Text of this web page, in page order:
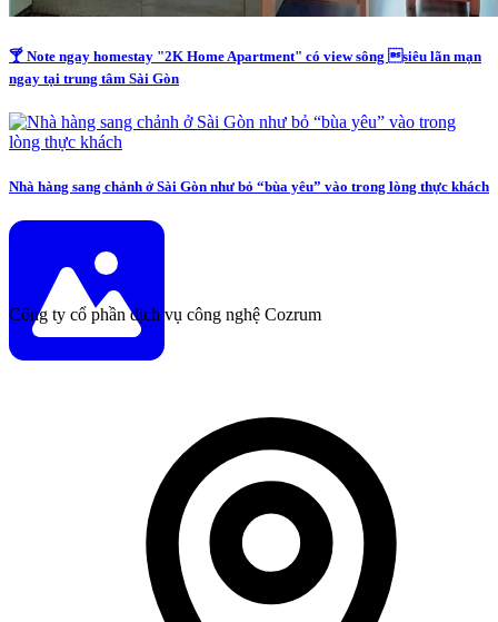
🍸 Note ngay homestay "2K Home Apartment" có view sông siêu lãn mạn
ngay tại trung tâm Sài Gòn
Nhà hàng sang chảnh ở Sài Gòn như bỏ “bùa yêu” vào trong lòng thực khách
Công ty cổ phần dịch vụ công nghệ Cozrum